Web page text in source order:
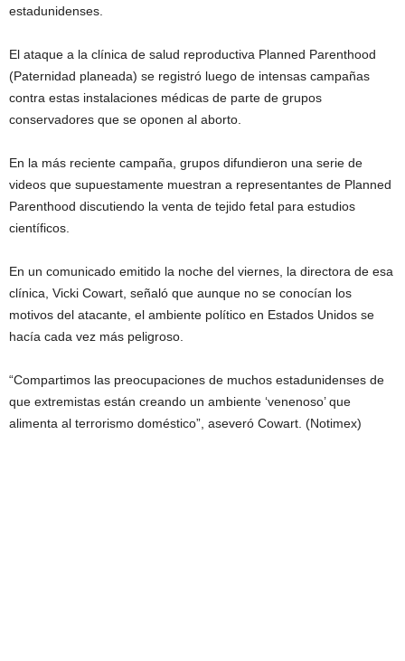
estadunidenses.
El ataque a la clínica de salud reproductiva Planned Parenthood
(Paternidad planeada) se registró luego de intensas campañas
contra estas instalaciones médicas de parte de grupos
conservadores que se oponen al aborto.
En la más reciente campaña, grupos difundieron una serie de
videos que supuestamente muestran a representantes de Planned
Parenthood discutiendo la venta de tejido fetal para estudios
científicos.
En un comunicado emitido la noche del viernes, la directora de esa
clínica, Vicki Cowart, señaló que aunque no se conocían los
motivos del atacante, el ambiente político en Estados Unidos se
hacía cada vez más peligroso.
“Compartimos las preocupaciones de muchos estadunidenses de
que extremistas están creando un ambiente ‘venenoso’ que
alimenta al terrorismo doméstico”, aseveró Cowart. (Notimex)